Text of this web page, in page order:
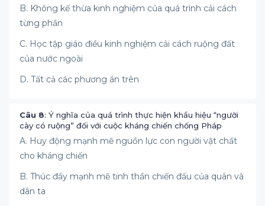
B. Không kế thừa kinh nghiệm của quá trình cải cách
từng phần
C. Học tập giáo điều kinh nghiệm cải cách ruộng đất
của nước ngoài
D. Tất cả các phương án trên
Câu 8: Ý nghĩa của quá trình thực hiện khẩu hiệu “người
cày có ruộng” đối với cuộc kháng chiến chống Pháp
A. Huy động mạnh mẽ nguồn lực con người vật chất
cho kháng chiến
B. Thúc đẩy mạnh mẽ tinh thần chiến đấu của quân và
dân ta